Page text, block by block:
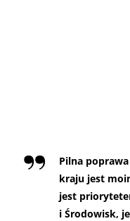
Pilna
kraju jest
jest
i Środowisk,